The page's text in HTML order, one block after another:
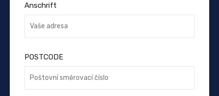
Anschrift
POSTCODE